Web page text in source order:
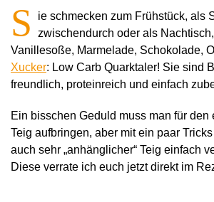
S
ie schmecken zum Frühstück, als
zwischendurch oder als
Vanillesoße, Marmelade, Schokolade,
Xucker: Low Carb Quarktaler! Sie sind
freundlich, proteinreich und einfach
Ein bisschen Geduld muss man für den
Teig aufbringen, aber mit ein paar
auch sehr „anhänglicher“ Teig einfach
Diese verrate ich euch jetzt direkt im